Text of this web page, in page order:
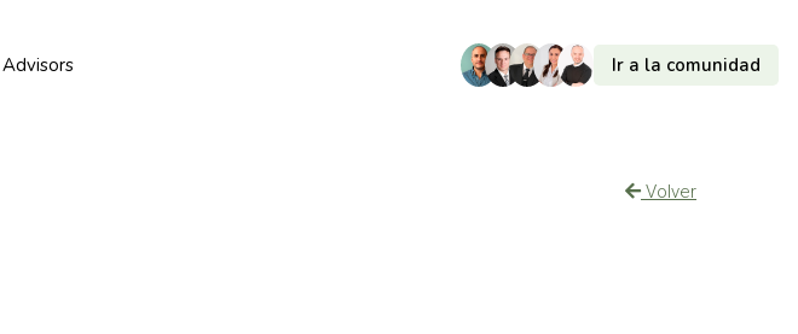
Advisors Ir a la comunidad
Volver